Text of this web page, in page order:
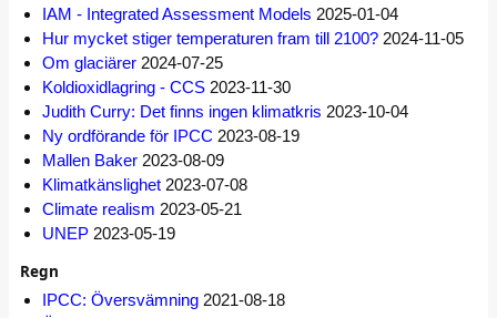
IAM - Integrated Assessment Models 2025-01-04
Hur mycket stiger temperaturen fram till 2100? 2024-11-05
Om glaciärer 2024-07-25
Koldioxidlagring - CCS 2023-11-30
Judith Curry: Det finns ingen klimatkris 2023-10-04
Ny ordförande för IPCC 2023-08-19
Mallen Baker 2023-08-09
Klimatkänslighet 2023-07-08
Climate realism 2023-05-21
UNEP 2023-05-19
Regn
IPCC: Översvämning 2021-08-18